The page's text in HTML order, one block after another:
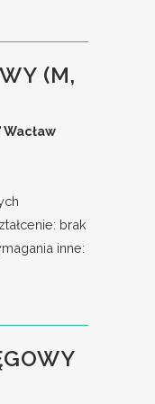
(M,
Wacław
brak
inne: